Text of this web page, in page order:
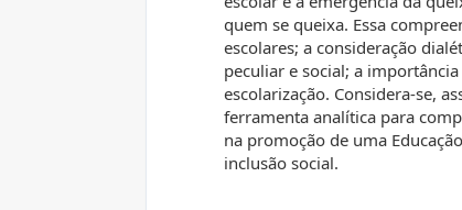
quem se queixa. Essa
escolares; a consideração
peculiar e social; a
escolarização. Considera-se,
ferramenta analítica para
na promoção de uma
inclusão social.